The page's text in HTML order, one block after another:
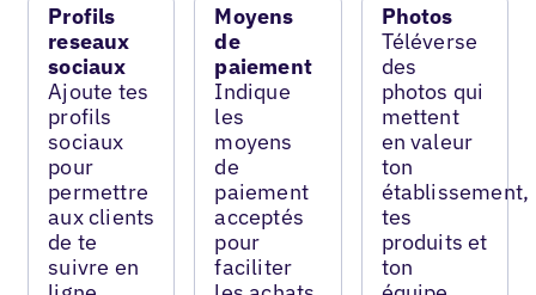
Profils
reseaux
sociaux
Ajoute tes
profils
sociaux
pour
permettre
aux clients
de te
suivre en
Moyens
de
paiement
Indique
les
moyens
de
paiement
acceptés
pour
faciliter
Photos
Téléverse
des
photos qui
mettent
en valeur
ton
établissement,
tes
produits et
ton